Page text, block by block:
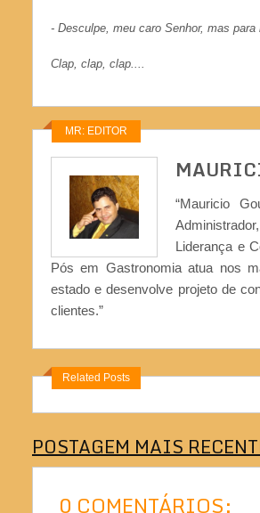
- Desculpe, meu caro Senhor, mas
Clap, clap, clap....
MR: EDITOR
“Mauricio
Liderança e
Pós em Gastronomia atua nos
estado e desenvolve projeto de
clientes.”
Related Posts
POSTAGEM MAIS
0 COMENTÁRIOS: